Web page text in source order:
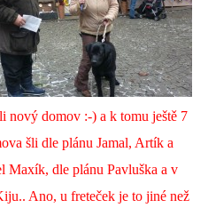
nový domov :-) a k tomu ještě 7
šli dle plánu Jamal, Artík a
Maxík, dle plánu Pavluška a v
Ano, u freteček je to jiné než